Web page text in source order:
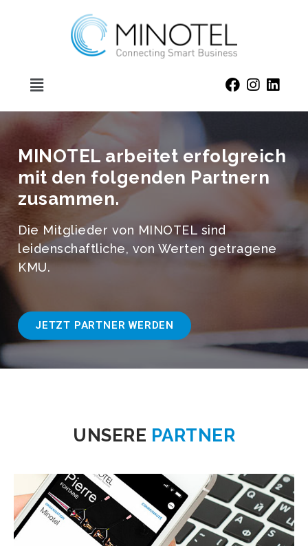
MINOTEL arbeitet erfolgreich
mit den folgenden Partnern
zusammen.
Die Mitglieder von MINOTEL sind
leidenschaftliche, von Werten getragene
KMU.
JETZT PARTNER WERDEN
UNSERE PARTNER